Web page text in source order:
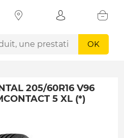
OK
205/60R16 V96
5 XL (*)